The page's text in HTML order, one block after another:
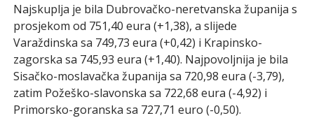
Najskuplja je bila Dubrovačko-neretvanska županija s
prosjekom od 751,40 eura (+1,38), a slijede
Varaždinska sa 749,73 eura (+0,42) i Krapinsko-
zagorska sa 745,93 eura (+1,40). Najpovoljnija je bila
Sisačko-moslavačka županija sa 720,98 eura (-3,79),
zatim Požeško-slavonska sa 722,68 eura (-4,92) i
Primorsko-goranska sa 727,71 euro (-0,50).